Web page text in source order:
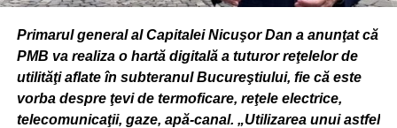
Primarul general al Capitalei Nicuşor Dan a anunţat că
PMB va realiza o hartă digitală a tuturor reţelelor de
utilităţi aflate în subteranul Bucureştiului, fie că este
vorba despre ţevi de termoficare, reţele electrice,
telecomunicaţii, gaze, apă-canal. „Utilizarea unui astfel